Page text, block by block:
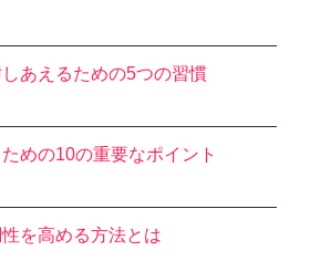
あえるための5つの習慣
めの10の重要なポイント
を高める方法とは